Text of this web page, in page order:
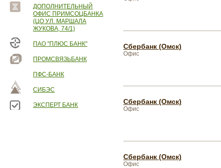
ДОПОЛНИТЕЛЬНЫЙ
ОФИС ПРИМСОЦБАНКА
(ЦО УЛ. МАРШАЛА
ЖУКОВА, 74/1)
ПАО "ПЛЮС БАНК"
ПРОМСВЯЗЬБАНК
ПФС-БАНК
СИБЭС
ЭКСПЕРТ БАНК
Сбербанк (Омск)
Офис
Сбербанк (Омск)
Офис
Сбербанк (Омск)
Офис